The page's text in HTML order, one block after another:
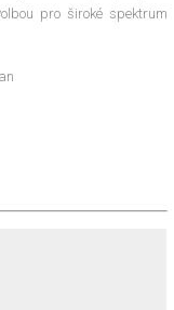
pro široké spektrum